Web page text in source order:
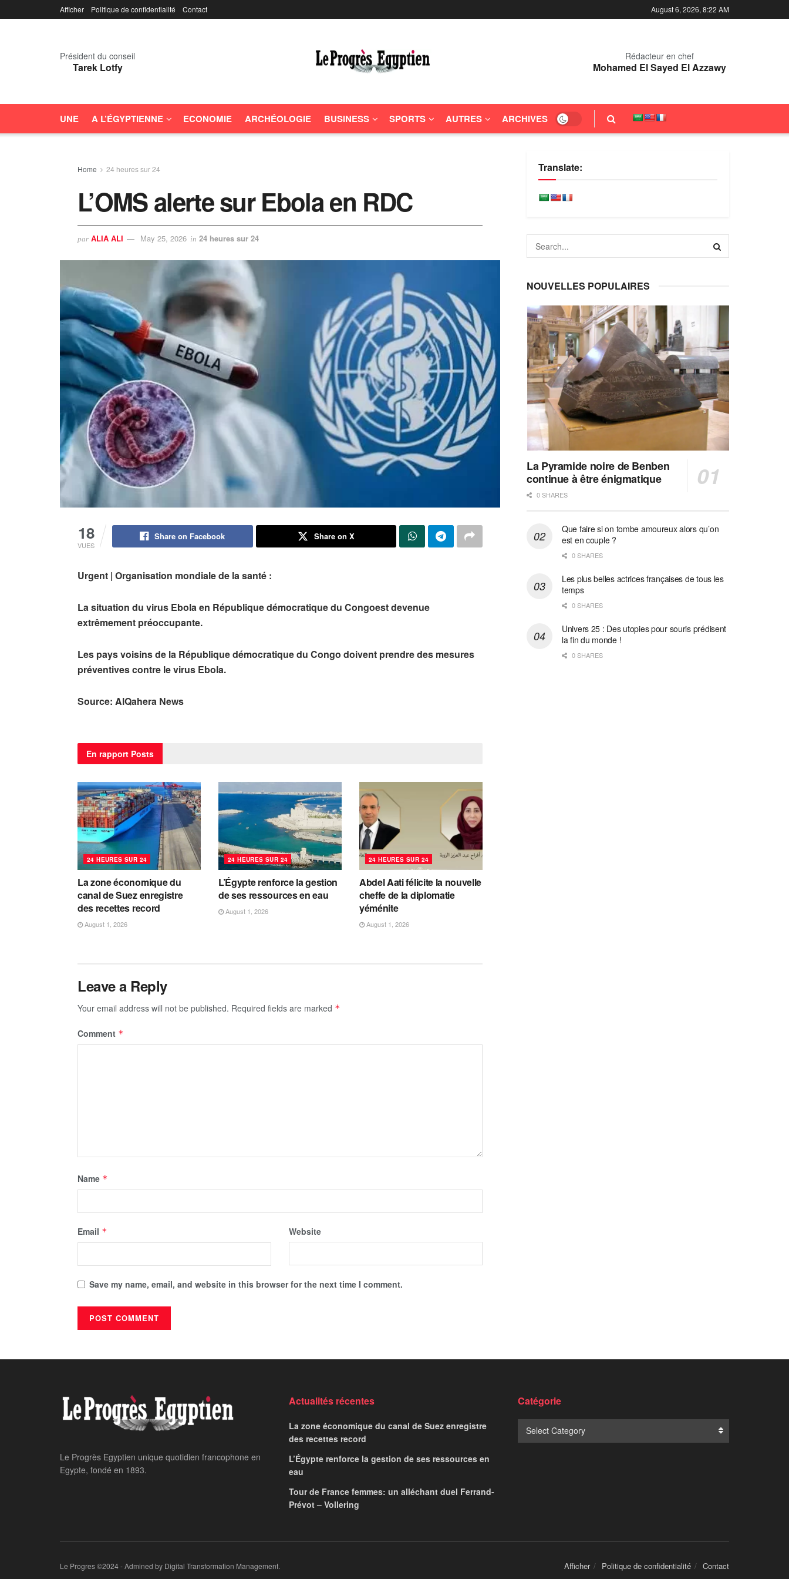
Afficher Politique de confidentialité Contact August 6, 2026, 8:22 AM
Président du conseil
Tarek Lotfy
Rédacteur en chef
Mohamed El Sayed El Azzawy
UNE A L’ÉGYPTIENNE ECONOMIE ARCHÉOLOGIE BUSINESS SPORTS AUTRES ARCHIVES
Home 24 heures sur 24
L’OMS alerte sur Ebola en RDC
par ALIA ALI May 25, 2026 in 24 heures sur 24
18
VUES
Share on Facebook Share on X
Urgent | Organisation mondiale de la santé :
La situation du virus Ebola en République démocratique du Congoest devenue
extrêmement préoccupante.
Les pays voisins de la République démocratique du Congo doivent prendre des mesures
préventives contre le virus Ebola.
Source: AlQahera News
En rapport Posts
24 HEURES SUR 24
La zone économique du
canal de Suez enregistre
des recettes record
August 1, 2026
24 HEURES SUR 24
L’Égypte renforce la gestion
de ses ressources en eau
August 1, 2026
24 HEURES SUR 24
Abdel Aati félicite la nouvelle
cheffe de la diplomatie
yéménite
August 1, 2026
Leave a Reply
Your email address will not be published. Required fields are marked *
Comment *
Name *
Email * Website
Save my name, email, and website in this browser for the next time I comment.
Translate:
NOUVELLES POPULAIRES
La Pyramide noire de Benben
continue à être énigmatique
0 SHARES
Que faire si on tombe amoureux alors qu’on
est en couple ?
0 SHARES
Les plus belles actrices françaises de tous les
temps
0 SHARES
Univers 25 : Des utopies pour souris prédisent
la fin du monde !
0 SHARES
Le Progrès Egyptien unique quotidien francophone en
Egypte, fondé en 1893.
Actualités récentes
La zone économique du canal de Suez enregistre
des recettes record
L’Égypte renforce la gestion de ses ressources en
eau
Tour de France femmes: un alléchant duel Ferrand-
Prévot – Vollering
Catégorie
Select Category
Afficher Politique de confidentialité Contact
Le Progres ©2024 - Admined by Digital Transformation Management.